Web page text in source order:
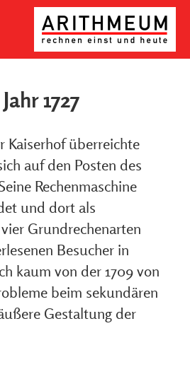
1727
Kaiserhof überreichte
auf den Posten des
Rechenmaschine
und dort als
Grundrechenarten
Besucher in
kaum von der 1709 von
beim sekundären
Gestaltung der